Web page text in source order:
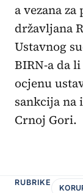
a vezana
državljana
Ustavnog
BIRN-a da
ocjenu
sankcija na
Crnoj Gori.
RUBRIKE